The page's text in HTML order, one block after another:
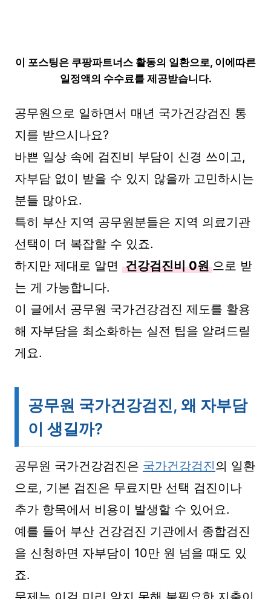
이 포스팅은 쿠팡파트너스 활동의 일환으로, 이에따른
일정액의 수수료를 제공받습니다.
공무원으로 일하면서 매년 국가건강검진 통
지를 받으시나요?
바쁜 일상 속에 검진비 부담이 신경 쓰이고,
자부담 없이 받을 수 있지 않을까 고민하시는
분들 많아요.
특히 부산 지역 공무원분들은 지역 의료기관
선택이 더 복잡할 수 있죠.
하지만 제대로 알면 건강검진비 0원 으로 받
는 게 가능합니다.
이 글에서 공무원 국가건강검진 제도를 활용
해 자부담을 최소화하는 실전 팁을 알려드릴
게요.
공무원 국가건강검진, 왜 자부담
이 생길까?
공무원 국가건강검진은 국가건강검진의 일환
으로, 기본 검진은 무료지만 선택 검진이나
추가 항목에서 비용이 발생할 수 있어요.
예를 들어 부산 건강검진 기관에서 종합검진
을 신청하면 자부담이 10만 원 넘을 때도 있
죠.